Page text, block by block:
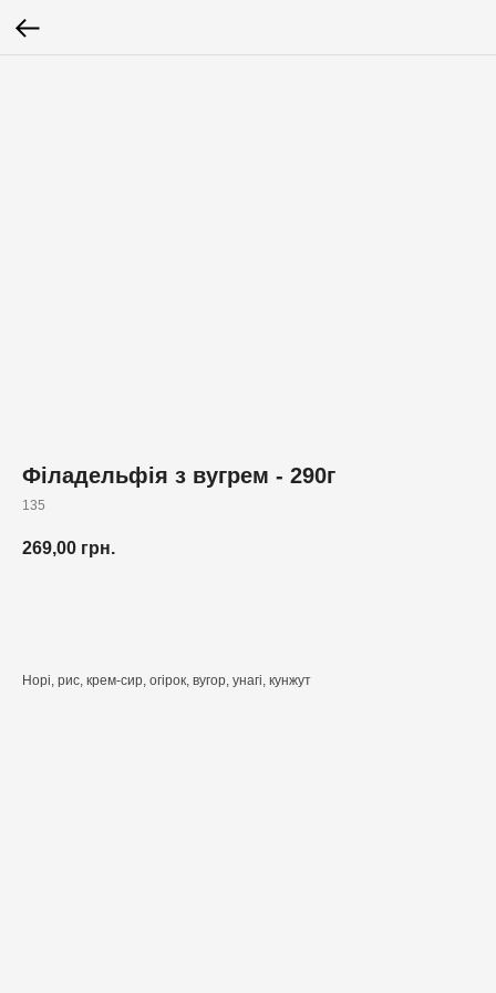
Філадельфія з вугрем - 290г
135
269,00 грн.
Норі, рис, крем-сир, огірок, вугор, унагі, кунжут